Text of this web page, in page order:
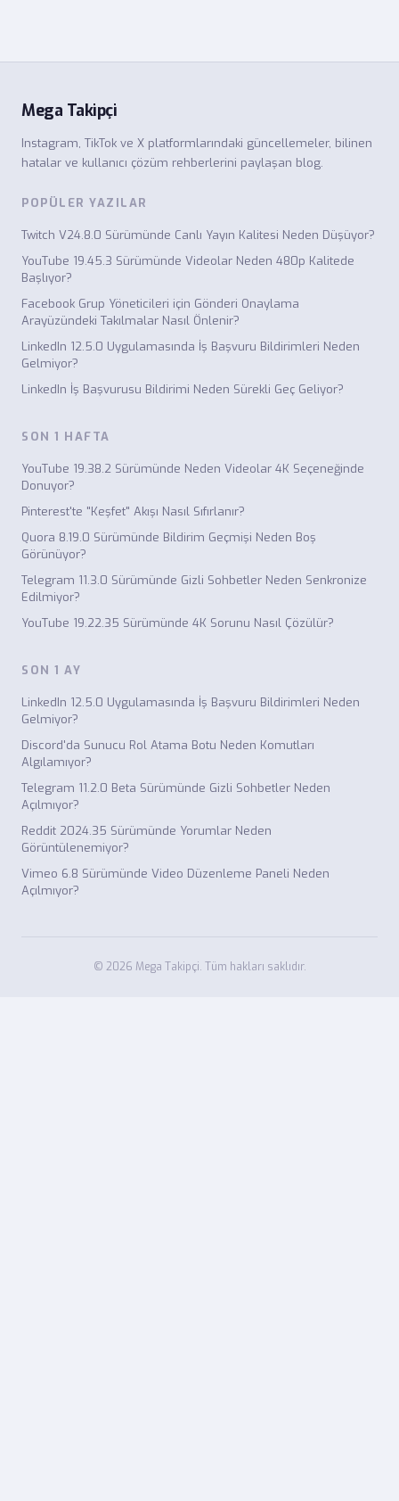
Mega Takipçi
Instagram, TikTok ve X platformlarındaki güncellemeler, bilinen
hatalar ve kullanıcı çözüm rehberlerini paylaşan blog.
POPÜLER YAZILAR
Twitch V24.8.0 Sürümünde Canlı Yayın Kalitesi Neden Düşüyor?
YouTube 19.45.3 Sürümünde Videolar Neden 480p Kalitede
Başlıyor?
Facebook Grup Yöneticileri için Gönderi Onaylama
Arayüzündeki Takılmalar Nasıl Önlenir?
LinkedIn 12.5.0 Uygulamasında İş Başvuru Bildirimleri Neden
Gelmiyor?
LinkedIn İş Başvurusu Bildirimi Neden Sürekli Geç Geliyor?
SON 1 HAFTA
YouTube 19.38.2 Sürümünde Neden Videolar 4K Seçeneğinde
Donuyor?
Pinterest'te "Keşfet" Akışı Nasıl Sıfırlanır?
Quora 8.19.0 Sürümünde Bildirim Geçmişi Neden Boş
Görünüyor?
Telegram 11.3.0 Sürümünde Gizli Sohbetler Neden Senkronize
Edilmiyor?
YouTube 19.22.35 Sürümünde 4K Sorunu Nasıl Çözülür?
SON 1 AY
LinkedIn 12.5.0 Uygulamasında İş Başvuru Bildirimleri Neden
Gelmiyor?
Discord'da Sunucu Rol Atama Botu Neden Komutları
Algılamıyor?
Telegram 11.2.0 Beta Sürümünde Gizli Sohbetler Neden
Açılmıyor?
Reddit 2024.35 Sürümünde Yorumlar Neden
Görüntülenemiyor?
Vimeo 6.8 Sürümünde Video Düzenleme Paneli Neden
Açılmıyor?
© 2026 Mega Takipçi. Tüm hakları saklıdır.